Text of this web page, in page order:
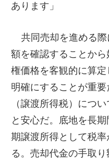
あります」
共同売却を進める
額を確認することか
権価格を客観的に算
明確にすることが重
（譲渡所得税）につ
と安心だ。底地を長
期譲渡所得として税
る。売却代金の手取